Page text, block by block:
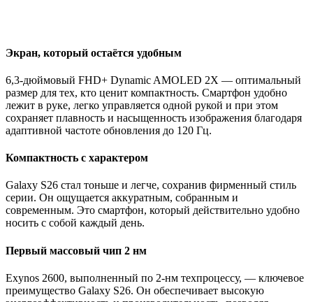
Экран, который остаётся удобным
6,3-дюймовый FHD+ Dynamic AMOLED 2X — оптимальный
размер для тех, кто ценит компактность. Смартфон удобно
лежит в руке, легко управляется одной рукой и при этом
сохраняет плавность и насыщенность изображения благодаря
адаптивной частоте обновления до 120 Гц.
Компактность с характером
Galaxy S26 стал тоньше и легче, сохранив фирменный стиль
серии. Он ощущается аккуратным, собранным и
современным. Это смартфон, который действительно удобно
носить с собой каждый день.
Первый массовый чип 2 нм
Exynos 2600, выполненный по 2-нм техпроцессу, — ключевое
преимущество Galaxy S26. Он обеспечивает высокую